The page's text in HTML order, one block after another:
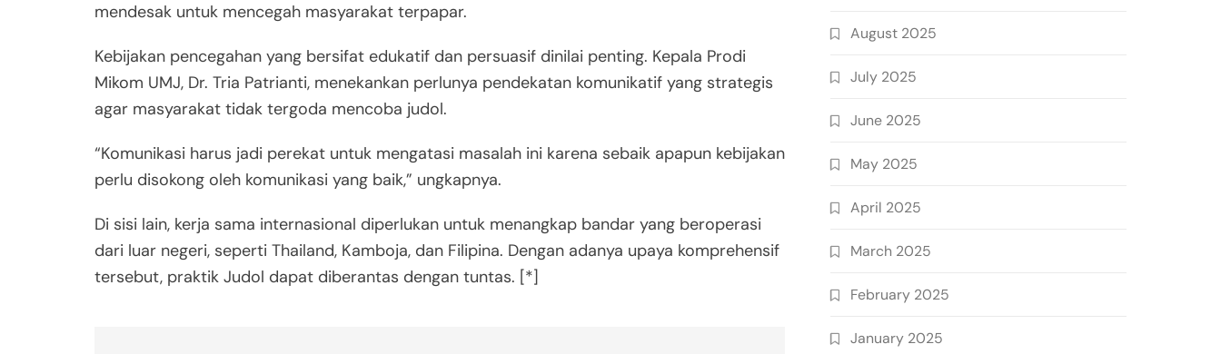
mendesak untuk mencegah masyarakat terpapar.
Kebijakan pencegahan yang bersifat edukatif dan persuasif dinilai penting. Kepala Prodi
Mikom UMJ, Dr. Tria Patrianti, menekankan perlunya pendekatan komunikatif yang strategis
agar masyarakat tidak tergoda mencoba judol.
“Komunikasi harus jadi perekat untuk mengatasi masalah ini karena sebaik apapun kebijakan
perlu disokong oleh komunikasi yang baik,” ungkapnya.
Di sisi lain, kerja sama internasional diperlukan untuk menangkap bandar yang beroperasi
dari luar negeri, seperti Thailand, Kamboja, dan Filipina. Dengan adanya upaya komprehensif
tersebut, praktik Judol dapat diberantas dengan tuntas. [*]
August 2025
July 2025
June 2025
May 2025
April 2025
March 2025
February 2025
January 2025